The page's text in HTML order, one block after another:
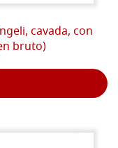
cavada, con
bruto)